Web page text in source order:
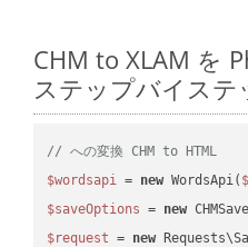
CHM to XLAM を
ステップバイステ
// への変換 CHM to HTML
$wordsapi = new WordsApi(
$saveOptions = new
$request = new